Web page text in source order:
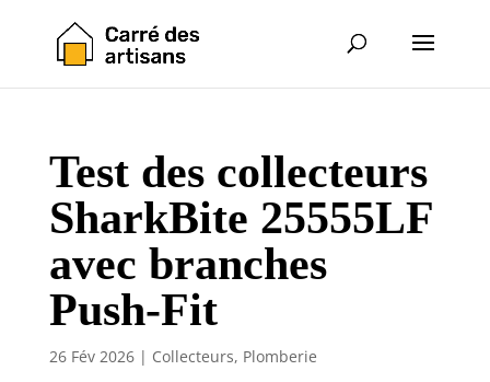
Test des collecteurs
SharkBite 25555LF
avec branches
Push-Fit
26 Fév 2026| Collecteurs, Plomberie